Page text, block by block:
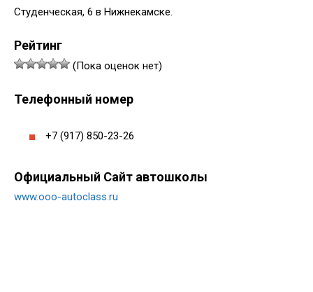
Студенческая, 6 в Нижнекамске.
Рейтинг
(Пока оценок нет)
Телефонный номер
+7 (917) 850-23-26
Официальный Сайт автошколы
www.ooo-autoclass.ru